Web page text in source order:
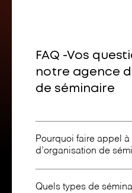
FAQ -Vos
notre agence
de séminaire
Pourquoi faire appel
d’organisation de
Quels types de